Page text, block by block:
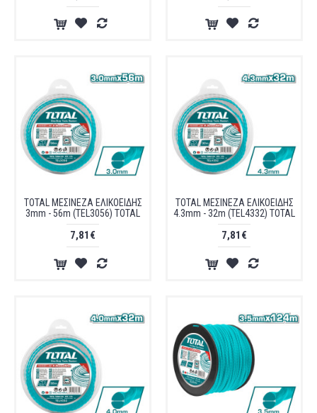
TOTAL ΜΕΣΙΝΕΖΑ ΕΛΙΚΟΕΙΔΗΣ
3mm - 56m (TEL3056) TOTAL
7,81€
TOTAL ΜΕΣΙΝΕΖΑ ΕΛΙΚΟΕΙΔΗΣ
4.3mm - 32m (TEL4332) TOTAL
7,81€